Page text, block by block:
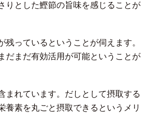
りとした鰹節の旨味を感じることが
っているということが伺えます。
だまだ有効活用が可能ということが
まれています。だしとして摂取する
養素を丸ごと摂取できるというメリ